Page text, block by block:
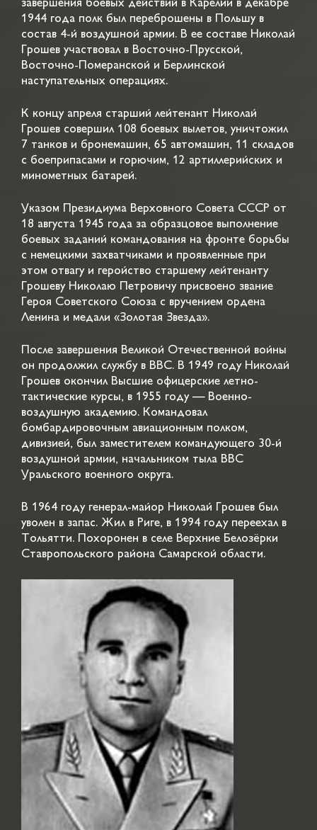
завершения боевых действий в Карелии в декабре
1944 года полк был переброшены в Польшу в
состав 4-й воздушной армии. В ее составе Николай
Грошев участвовал в Восточно-Прусской,
Восточно-Померанской и Берлинской
наступательных операциях.
К концу апреля старший лейтенант Николай
Грошев совершил 108 боевых вылетов, уничтожил
7 танков и бронемашин, 65 автомашин, 11 складов
с боеприпасами и горючим, 12 артиллерийских и
минометных батарей.
Указом Президиума Верховного Совета СССР от
18 августа 1945 года за образцовое выполнение
боевых заданий командования на фронте борьбы
с немецкими захватчиками и проявленные при
этом отвагу и геройство старшему лейтенанту
Грошеву Николаю Петровичу присвоено звание
Героя Советского Союза с вручением ордена
Ленина и медали «Золотая Звезда».
После завершения Великой Отечественной войны
он продолжил службу в ВВС. В 1949 году Николай
Грошев окончил Высшие офицерские летно-
тактические курсы, в 1955 году — Военно-
воздушную академию. Командовал
бомбардировочным авиационным полком,
дивизией, был заместителем командующего 30-й
воздушной армии, начальником тыла ВВС
Уральского военного округа.
В 1964 году генерал-майор Николай Грошев был
уволен в запас. Жил в Риге, в 1994 году переехал в
Тольятти. Похоронен в селе Верхние Белозёрки
Ставропольского района Самарской области.